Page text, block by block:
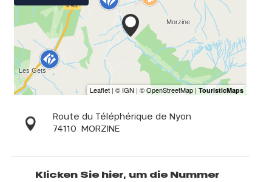
Route du Téléphérique de Nyon
74110 MORZINE
Klicken Sie hier, um die Nummer